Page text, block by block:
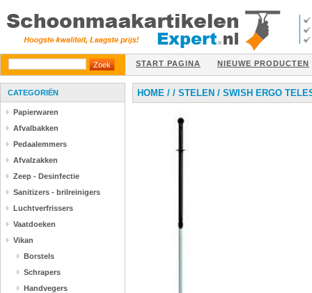
START PAGINA NIEUWE PRODUCTEN
CATEGORIËN
Papierwaren
Afvalbakken
Pedaalemmers
Afvalzakken
Zeep - Desinfectie
Sanitizers - brilreinigers
Luchtverfrissers
Vaatdoeken
Vikan
Borstels
Schrapers
Handvegers
HOME / / STELEN / SWISH ERGO